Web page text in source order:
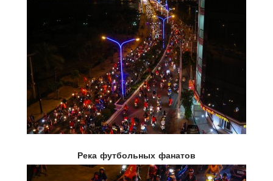
Река футбольных фанатов